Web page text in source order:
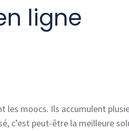
ligne
les moocs. Ils accumulent
c’est peut-être la meilleure